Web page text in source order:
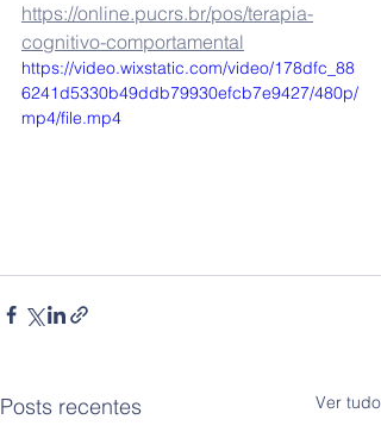
https://online.pucrs.br/pos/terapia-
cognitivo-comportamental
https://video.wixstatic.com/video/178dfc_88
6241d5330b49ddb79930efcb7e9427/480p/
mp4/file.mp4
Posts recentes Ver tudo